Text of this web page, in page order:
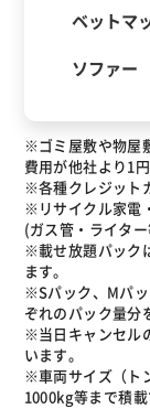
ベットマ
ソファー
※ゴミ屋敷や物屋
費用が他社より1
※各種クレジット
※リサイクル家電
(ガス管・ライター
※載せ放題パック
ます。
※Sパック、Mパ
ぞれのパック量分
※当日キャンセル
います。
※車両サイズ（ト
1000kg等まで積載